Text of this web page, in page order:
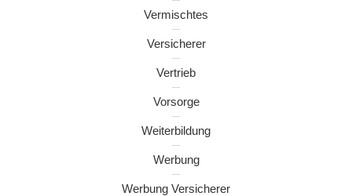
Vermischtes
Versicherer
Vertrieb
Vorsorge
Weiterbildung
Werbung
Werbung Versicherer